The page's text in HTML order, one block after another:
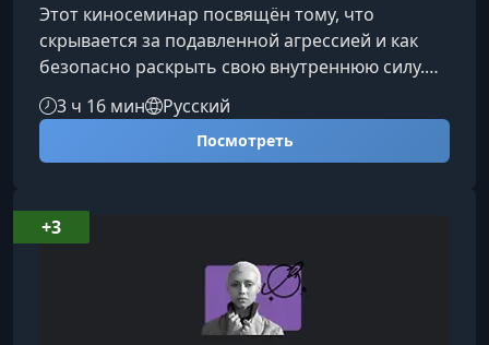
Этот киносеминар посвящён тому, что
скрывается за подавленной агрессией и как
безопасно раскрыть свою внутреннюю силу.
Вы узнаете, почему контроль гнева — это не
про подавление эмоций, а про восстановление
личных границ и развитие воли.О чём этот
внешне вежлив и спокоен, но внутри отрезан
от собственных чувств и истинных желаний.
Этот образ поможет понять, как работает м
3 ч 16 мин Русский
Посмотреть
+3